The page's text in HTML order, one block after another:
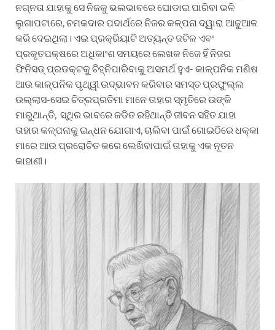
ନଗ୍ନତା ଯାହାକୁ ସେ ନିଜକୁ ଭଲଭାବରେ ଘୋଡାଇ ପାରିବା ଭଳି
ଲୁଗାପଟାରେ, ଚମକଦାର ପଦାର୍ଥରେ ନିଜର କଳ୍ପନା ଦ୍ୱାରା ଆଢୁଆଳ
କରି ଦେଇଥିଲା। ଏଇ ପ୍ରକ୍ରିୟାଟି ଅତ୍ୟନ୍ତ ଜଟିଳ ଏବଂ
ପ୍ରକୃତପକ୍ଷରେ ଅଧିକାଂଶ ସମୟରେ ଲେଖକ ନିଜେ ହିଁ ନିଜର
ଫିନିସଡ୍ ପ୍ରଡକ୍ଟକୁ ଚିହ୍ନିପାରିବାକୁ ଅସମର୍ଥ ହୁଏ- କାଳ୍ପନିକ ମଣିଷ
ଆଉ କାଳ୍ପନିକ ପୃଥ୍ୱୀ ଉଦ୍ଭାବନ କରିବାର ସମସ୍ତ ପ୍ରଫୁଲ୍ଲ
ଉଲ୍ଲାସ-ସେଇ ଚିତ୍ରପ୍ରତିମା ମାନେ ତାହାର ସ୍ମୃତିରେ ଉଙ୍କି
ମାରୁଥାନ୍ତି, ସ୍ଥିର ଭାବରେ ଜଡିତ ରହିଥାନ୍ତି ଜୀବନ ସହିତ ଯାହା
ତାହାର କଳ୍ପନାକୁ ଇନ୍ଧନ ଯୋଗାଏ, ଚାଲିବା ପାଇଁ ଗୋଇଠିରେ ଧକ୍କା
ମାରେ ଆଉ ପ୍ରରୋଚିତ କରେ ଲେଖିବାପାଇଁ ତାହାକୁ ଏକ ନୂତନ
କାହାଣୀ।